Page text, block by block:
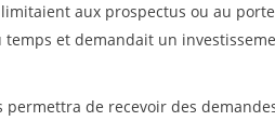
aux prospectus ou au
et demandait un
de recevoir des